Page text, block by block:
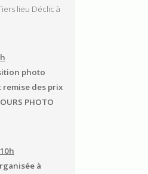
lieu Déclic à
photo
remise des prix
PHOTO
à